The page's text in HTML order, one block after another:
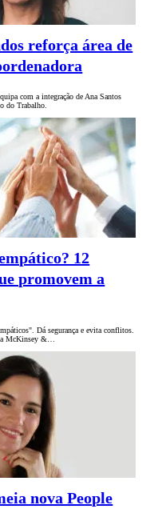
reforça área de
com a integração de Ana Santos
do Trabalho.
12
promovem a
Dá segurança e evita conflitos.
McKinsey &…
nova People